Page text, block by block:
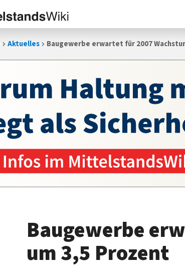
Aktuelles Baugewerbe erwartet für 2007
Baugewerbe
um 3,5 Prozent